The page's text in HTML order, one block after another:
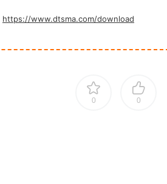
https://www.dtsma.com/download
0 0